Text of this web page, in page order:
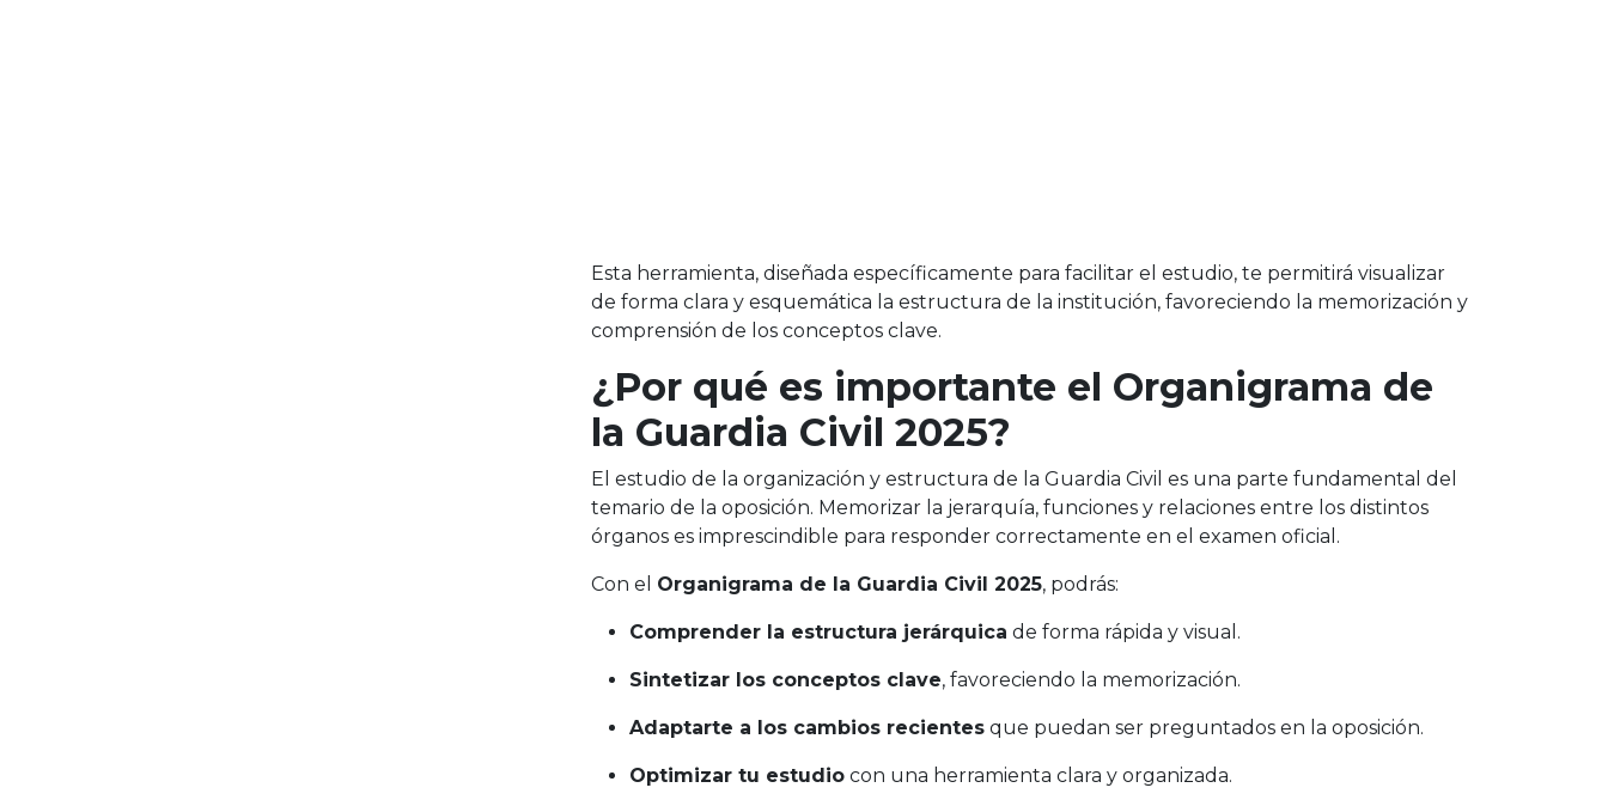
Esta herramienta, diseñada específicamente para facilitar el estudio, te permitirá visualizar
de forma clara y esquemática la estructura de la institución, favoreciendo la memorización y
comprensión de los conceptos clave.
¿Por qué es importante el Organigrama de
la Guardia Civil 2025?
El estudio de la organización y estructura de la Guardia Civil es una parte fundamental del
temario de la oposición. Memorizar la jerarquía, funciones y relaciones entre los distintos
órganos es imprescindible para responder correctamente en el examen oficial.
Con el Organigrama de la Guardia Civil 2025, podrás:
Comprender la estructura jerárquica de forma rápida y visual.
Sintetizar los conceptos clave, favoreciendo la memorización.
Adaptarte a los cambios recientes que puedan ser preguntados en la oposición.
Optimizar tu estudio con una herramienta clara y organizada.